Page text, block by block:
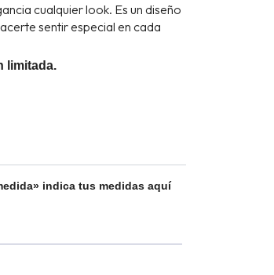
cualquier look. Es un diseño
sentir especial en cada
limitada.
indica tus medidas aquí